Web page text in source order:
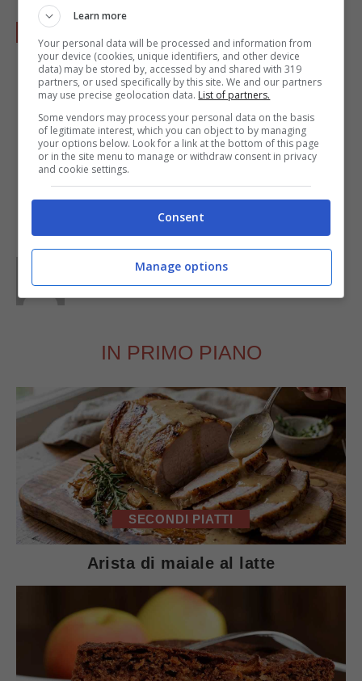
A questo punto andate a comporre gli
stuzzichini, spalmando su un crostino di
lenticchie il paté di olive verdi o nere e
coprendo con un altro crostino. Potete
guarnire infilando uno stecchino
verticalmente nel crostino e facendoci
passare un’oliva. Serviteli ancora caldi.
Claudia
IN PRIMO PIANO
SECONDI PIATTI
Arista di maiale al latte
Learn more
Your personal data will be processed and information from
your device (cookies, unique identifiers, and other device
data) may be stored by, accessed by and shared with 319
partners, or used specifically by this site. We and our partners
may use precise geolocation data. List of partners.
Some vendors may process your personal data on the basis
of legitimate interest, which you can object to by managing
your options below. Look for a link at the bottom of this page
or in the site menu to manage or withdraw consent in privacy
and cookie settings.
Consent
Manage options